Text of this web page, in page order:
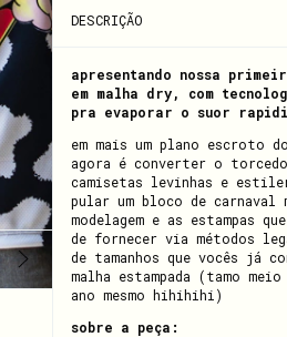
DESCRIÇÃO
apresentando nossa
em malha dry, com
pra evaporar o suor
em mais um plano escroto
agora é converter o
camisetas levinhas e
pular um bloco de carnaval
modelagem e as estampas
de fornecer via métodos
de tamanhos que vocês já
malha estampada (tamo
ano mesmo hihihihi)
sobre a peça: